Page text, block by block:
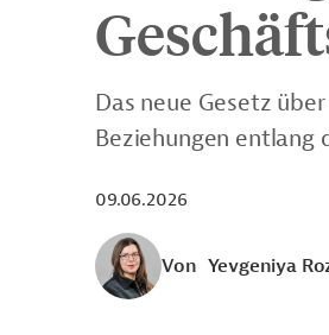
Das neue Gesetz
Beziehungen
09.06.2026
Von Yevgeniya